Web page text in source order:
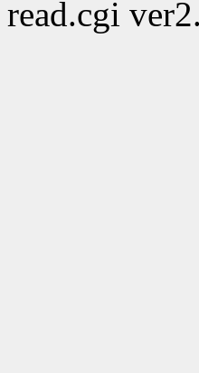
read.cgi